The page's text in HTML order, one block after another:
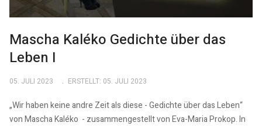
Mascha Kaléko Gedichte über das
Leben I
05. JULI 2023 ERSTELLT: 05. JULI 2023
„Wir haben keine andre Zeit als diese - Gedichte über das Leben“
von Mascha Kaléko - zusammengestellt von Eva-Maria Prokop. In